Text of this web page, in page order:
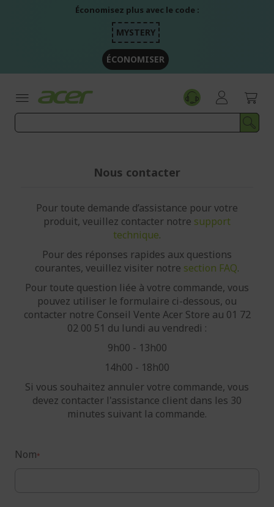
Économisez plus avec le code :
MYSTERY
ÉCONOMISER
Nous contacter
Pour toute demande d’assistance pour votre
produit, veuillez contacter notre support
technique.
Pour des réponses rapides aux questions
courantes, veuillez visiter notre section FAQ.
Pour toute question liée à votre commande, vous
pouvez utiliser le formulaire ci-dessous, ou
contacter notre Conseil Vente Acer Store au 01 72
02 00 51 du lundi au vendredi :
9h00 - 13h00
14h00 - 18h00
Si vous souhaitez annuler votre commande, vous
devez contacter l'assistance client dans les 30
minutes suivant la commande.
Nom